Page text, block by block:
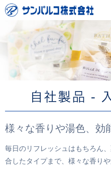
様々な香りや湯色、効
毎日のリフレッシュはもちろん
合したタイプまで、様々な香り